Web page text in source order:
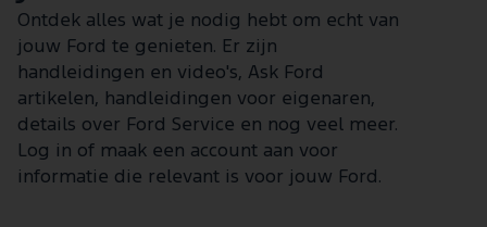
Ontdek alles wat je nodig hebt om echt van
jouw Ford te genieten. Er zijn
handleidingen en video's, Ask Ford
artikelen, handleidingen voor eigenaren,
details over Ford Service en nog veel meer.
Log in of maak een account aan voor
informatie die relevant is voor jouw Ford.